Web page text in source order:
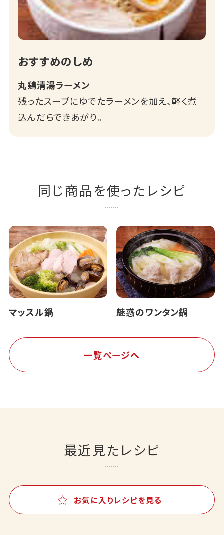
おすすめのしめ
丸鶏清湯ラーメン
残ったスープにゆでたラーメンを加え、軽く煮
込んだらできあがり。
同じ商品を使ったレシピ
マッスル鍋 魅惑のワンタン鍋
一覧ページへ
最近見たレシピ
お気に入りレシピを見る